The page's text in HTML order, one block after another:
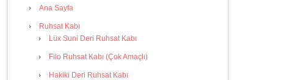
Ana Sayfa
Ruhsat Kabı
Lüx Suni Deri Ruhsat Kabı
Filo Ruhsat Kabı (Çok Amaçlı)
Hakiki Deri Ruhsat Kabı